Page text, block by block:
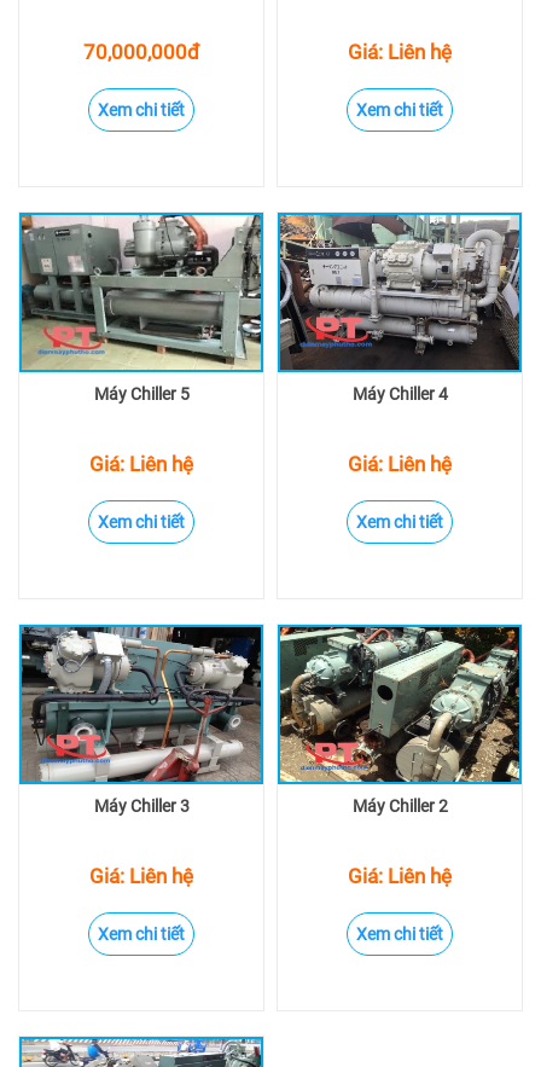
70,000,000đ
Xem chi tiết
Giá: Liên hệ
Xem chi tiết
Máy Chiller 5
Giá: Liên hệ
Xem chi tiết
Máy Chiller 4
Giá: Liên hệ
Xem chi tiết
Máy Chiller 3
Giá: Liên hệ
Xem chi tiết
Máy Chiller 2
Giá: Liên hệ
Xem chi tiết